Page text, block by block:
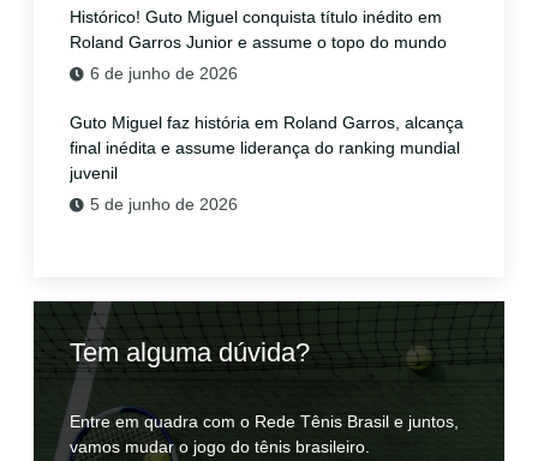
Histórico! Guto Miguel conquista título inédito em
Roland Garros Junior e assume o topo do mundo
6 de junho de 2026
Guto Miguel faz história em Roland Garros, alcança
final inédita e assume liderança do ranking mundial
juvenil
5 de junho de 2026
Tem alguma dúvida?
Entre em quadra com o Rede Tênis Brasil e juntos,
vamos mudar o jogo do tênis brasileiro.